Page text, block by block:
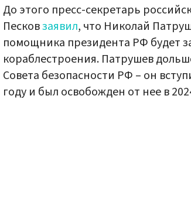
До этого пресс-секретарь
Песковзаявил, что Николай
помощника президента РФ будет
кораблестроения. Патрушев
Совета безопасности РФ – он
году и был освобожден от нее в